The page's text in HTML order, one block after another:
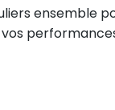
ensemble